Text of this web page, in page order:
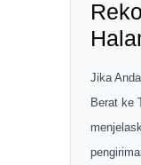
Jika
Berat ke